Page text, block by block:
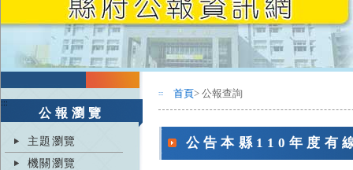
:::
公報瀏覽
主題瀏覽
機關瀏覽
::: 首頁> 公報查詢
公告本縣110年度有